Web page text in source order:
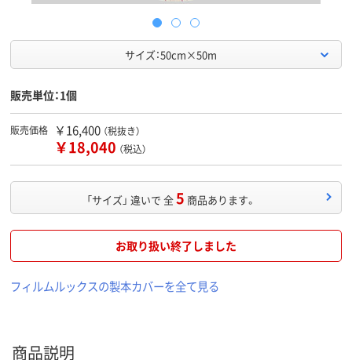
サイズ：50cm×50m
販売単位：1個
販売価格 ￥16,400 （税抜き）
￥18,040 （税込）
「サイズ」 違いで 全5 商品あります。
お取り扱い終了しました
フィルムルックスの製本カバーを全て見る
商品説明